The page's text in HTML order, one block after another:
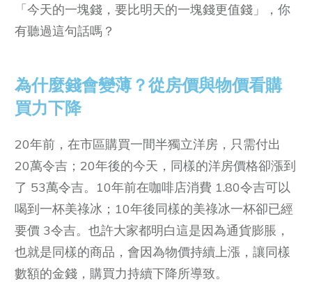
「今天的一塊錢，要比明天的一塊錢更值錢」，你
有聽過這句話嗎？
為什麼錢會變薄？從房價與物價看購
買力下降
20年前，在市區購買一間半獨立洋房，只需付出
20萬令吉；20年後的今天，同樣的洋房價格卻漲到
了 53萬令吉。10年前在咖啡店消費 1.80令吉可以
喝到一杯美祿冰；10年後同樣的美祿冰一杯卻已經
要價 3令吉。也許大家都明白這是因為通貨膨脹，
也就是同樣的商品，會因為物價持續上漲，讓同樣
數額的金錢，購買力持續下降所導致。